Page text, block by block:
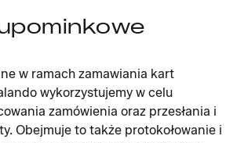
w ramach zamawiania kart
wykorzystujemy w celu
zamówienia oraz przesłania i
Obejmuje to także protokołowanie i